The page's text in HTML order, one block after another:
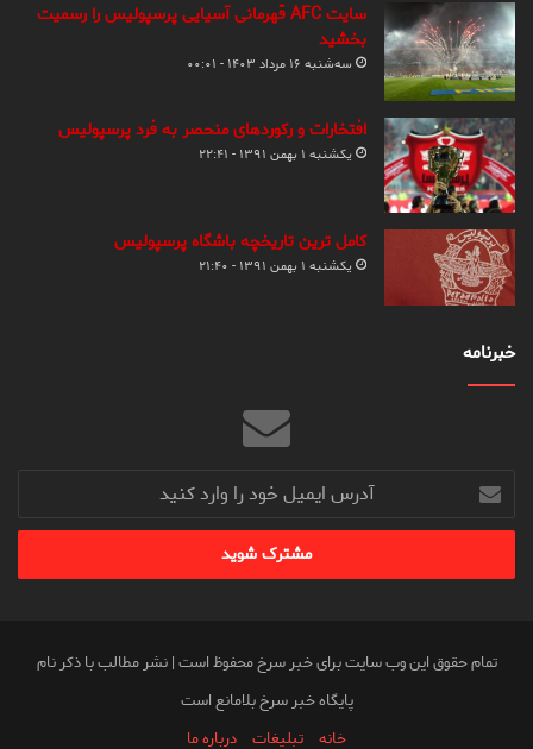
سایت AFC قهرمانی آسیایی پرسپولیس را رسمیت
بخشید
سه‌شنبه ۱۶ مرداد ۱۴۰۳ - ۰۰:۰۱
افتخارات و رکوردهای منحصر به فرد پرسپولیس
یکشنبه ۱ بهمن ۱۳۹۱ - ۲۲:۴۱
کامل ترین تاریخچه باشگاه پرسپولیس
یکشنبه ۱ بهمن ۱۳۹۱ - ۲۱:۴۰
خبرنامه
آدرس
ایمیل
خود
وارد
تمام حقوق این وب سایت برای خبر سرخ محفوظ است | نشر مطالب با ذکر نام
پایگاه خبر سرخ بلامانع است
خانه
تبلیغات درباره ما